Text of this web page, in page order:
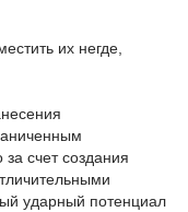
их негде,
счет создания
ударный потенциал